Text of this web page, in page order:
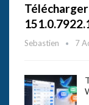
Sebastien 7